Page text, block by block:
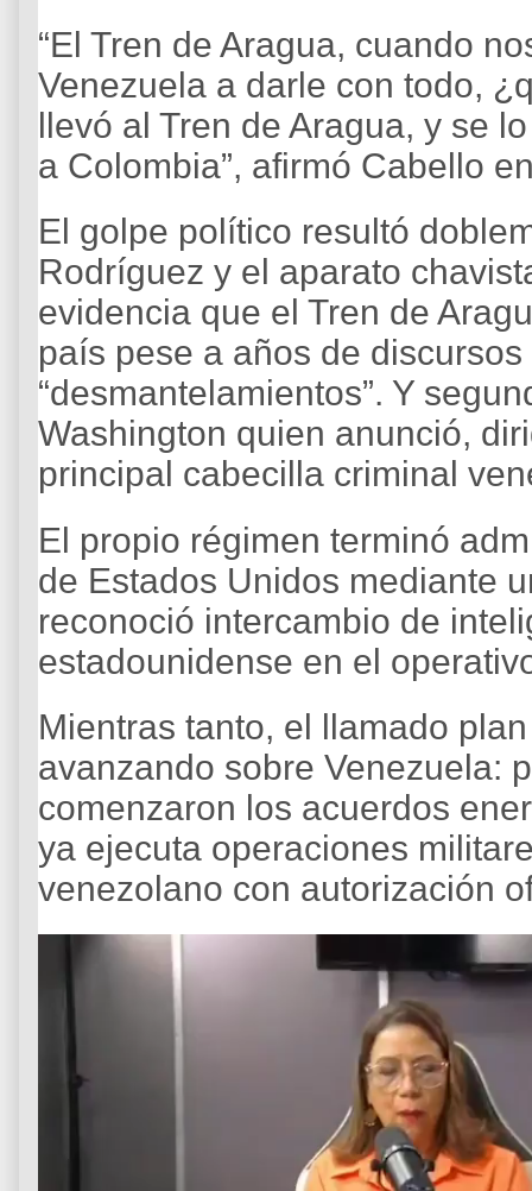
“El Tren de Aragua, cuando
Venezuela a darle con todo,
llevó al Tren de Aragua, y se
a Colombia”, afirmó Cabello
El golpe político resultó
Rodríguez y el aparato
evidencia que el Tren de
país pese a años de
“desmantelamientos”. Y
Washington quien anunció,
principal cabecilla criminal
El propio régimen terminó
de Estados Unidos mediante
reconoció intercambio de
estadounidense en el
Mientras tanto, el llamado
avanzando sobre Venezuela:
comenzaron los acuerdos
ya ejecuta operaciones
venezolano con autorización